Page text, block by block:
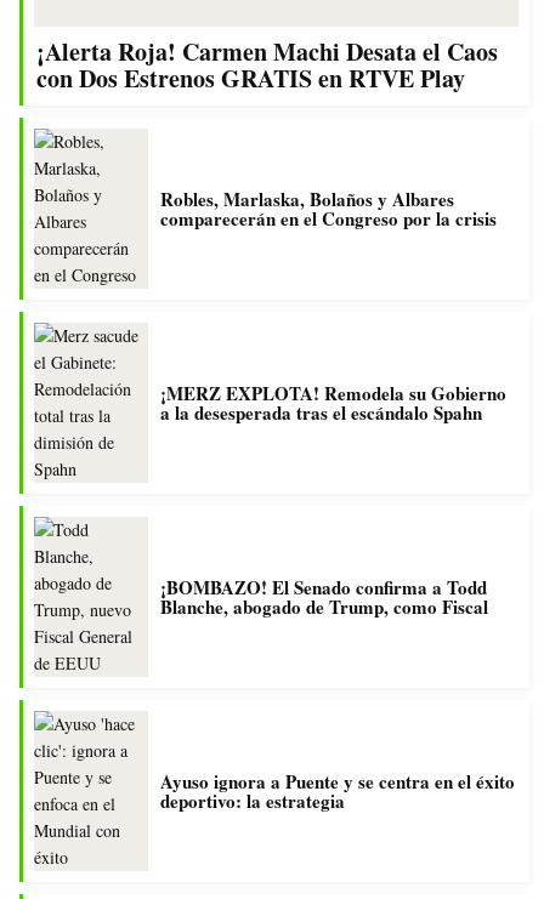
¡Alerta Roja! Carmen Machi Desata el Caos
con Dos Estrenos GRATIS en RTVE Play
Robles, Marlaska, Bolaños y Albares
comparecerán en el Congreso por la crisis
¡MERZ EXPLOTA! Remodela su Gobierno
a la desesperada tras el escándalo Spahn
¡BOMBAZO! El Senado confirma a Todd
Blanche, abogado de Trump, como Fiscal
Ayuso ignora a Puente y se centra en el éxito
deportivo: la estrategia